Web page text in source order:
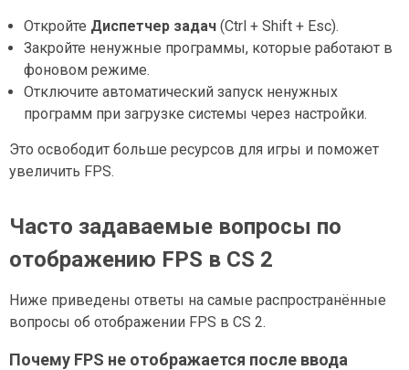
Откройте Диспетчер задач (Ctrl + Shift + Esc).
Закройте ненужные программы, которые работают в
фоновом режиме.
Отключите автоматический запуск ненужных
программ при загрузке системы через настройки.
Это освободит больше ресурсов для игры и поможет
увеличить FPS.
Часто задаваемые вопросы по
отображению FPS в CS 2
Ниже приведены ответы на самые распространённые
вопросы об отображении FPS в CS 2.
Почему FPS не отображается после ввода